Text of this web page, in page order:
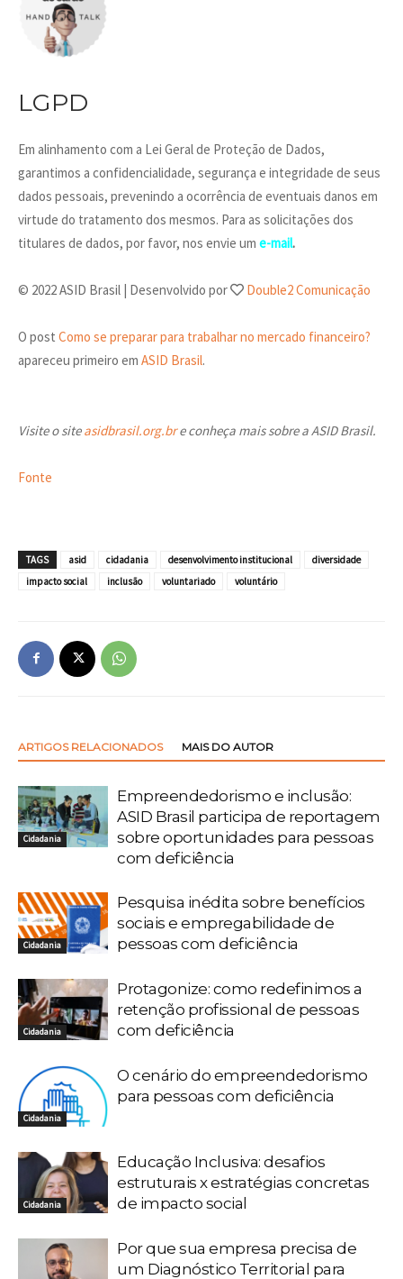
LGPD
Em alinhamento com a Lei Geral de Proteção de Dados,
garantimos a confidencialidade, segurança e integridade de seus
dados pessoais, prevenindo a ocorrência de eventuais danos em
virtude do tratamento dos mesmos. Para as solicitações dos
titulares de dados, por favor, nos envie um e-mail.
© 2022 ASID Brasil | Desenvolvido por Double2 Comunicação
O post Como se preparar para trabalhar no mercado financeiro?
apareceu primeiro em ASID Brasil.
Visite o siteasidbrasil.org.bre conheça mais sobre a ASID Brasil.
Fonte
TAGS asid cidadania desenvolvimento institucional
diversidade
impacto social
inclusão voluntariado voluntário
ARTIGOS RELACIONADOS MAIS DO AUTOR
Cidadania
Empreendedorismo e inclusão:
ASID Brasil participa de reportagem
sobre oportunidades para pessoas
com deficiência
Cidadania
Pesquisa inédita sobre benefícios
sociais e empregabilidade de
pessoas com deficiência
Cidadania
Protagonize: como redefinimos a
retenção profissional de pessoas
com deficiência
Cidadania
O cenário do empreendedorismo
para pessoas com deficiência
Cidadania
Educação Inclusiva: desafios
estruturais x estratégias concretas
de impacto social
Por que sua empresa precisa de
um Diagnóstico Territorial para